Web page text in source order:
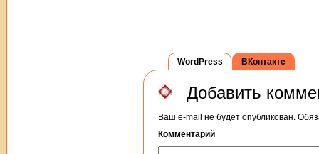
WordPress
Добавить
Ваш e-mail не будет опубликован.
Комментарий
ВКонтакте